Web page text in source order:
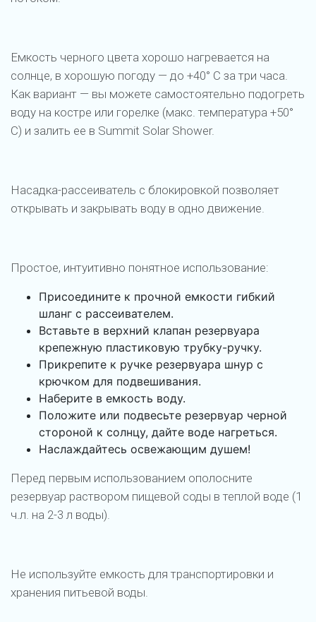
Емкость черного цвета хорошо нагревается на
солнце, в хорошую погоду — до +40° С за три часа.
Как вариант — вы можете самостоятельно подогреть
воду на костре или горелке (макс. температура +50°
С) и залить ее в Summit Solar Shower.
Насадка-рассеиватель с блокировкой позволяет
открывать и закрывать воду в одно движение.
Простое, интуитивно понятное использование:
Присоедините к прочной емкости гибкий
шланг с рассеивателем.
Вставьте в верхний клапан резервуара
крепежную пластиковую трубку-ручку.
Прикрепите к ручке резервуара шнур с
крючком для подвешивания.
Наберите в емкость воду.
Положите или подвесьте резервуар черной
стороной к солнцу, дайте воде нагреться.
Наслаждайтесь освежающим душем!
Перед первым использованием ополосните
резервуар раствором пищевой соды в теплой воде (1
ч.л. на 2-3 л воды).
Не используйте емкость для транспортировки и
хранения питьевой воды.